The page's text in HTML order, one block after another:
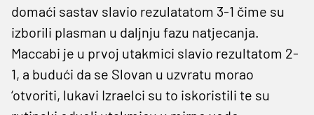
domaći sastav slavio rezulatatom 3-1 čime su
izborili plasman u daljnju fazu natjecanja.
Maccabi je u prvoj utakmici slavio rezultatom 2-
1, a budući da se Slovan u uzvratu morao
‘otvoriti, lukavi Izraelci su to iskoristili te su